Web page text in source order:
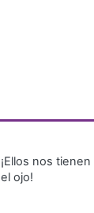
¡Ellos nos
el ojo!